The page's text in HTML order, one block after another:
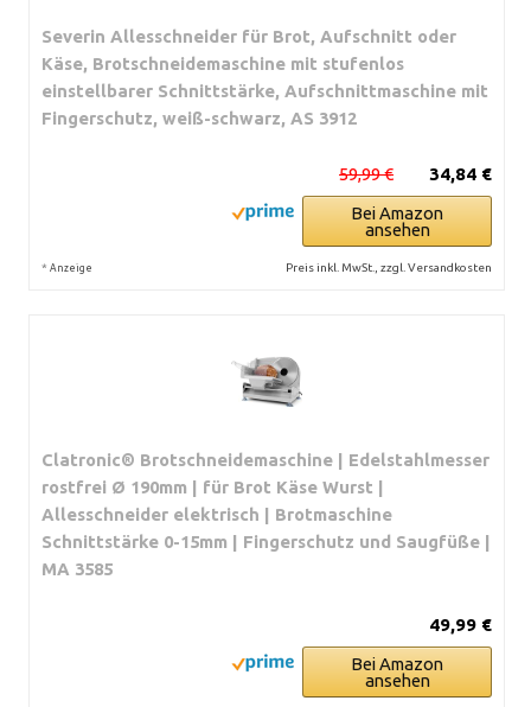
Severin Allesschneider für Brot, Aufschnitt oder
Käse, Brotschneidemaschine mit stufenlos
einstellbarer Schnittstärke, Aufschnittmaschine mit
Fingerschutz, weiß-schwarz, AS 3912
34,84 €
59,99 €
Bei Amazon
ansehen
* Anzeige Preis inkl. MwSt., zzgl. Versandkosten
Clatronic® Brotschneidemaschine | Edelstahlmesser
rostfrei Ø 190mm | für Brot Käse Wurst |
Allesschneider elektrisch | Brotmaschine
Schnittstärke 0-15mm | Fingerschutz und Saugfüße |
MA 3585
49,99 €
Bei Amazon
ansehen